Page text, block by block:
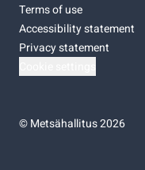
Terms of use
Accessibility statement
Privacy statement
©Metsähallitus 2026